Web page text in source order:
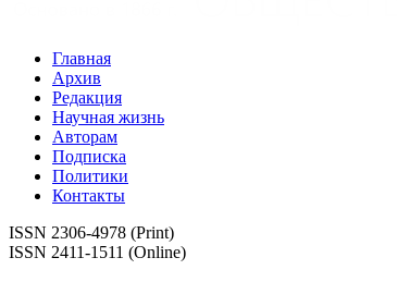
Главная
Архив
Редакция
Научная жизнь
Авторам
Подписка
Политики
Контакты
ISSN 2306-4978 (Print)
ISSN 2411-1511 (Online)